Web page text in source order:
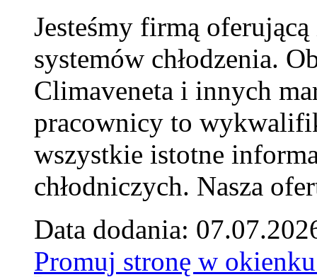
Jesteśmy firmą
systemów chłodzenia.
Climaveneta i innych
pracownicy to
wszystkie istotne
chłodniczych. Nasza
Data dodania:
Promuj stronę w